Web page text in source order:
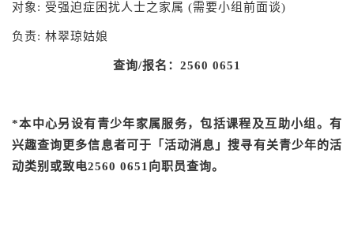
对象: 受强迫症困扰人士之家属 (需要小组前面谈)
负责: 林翠琼姑娘
查询/报名： 2560 0651
*本中心另设有青少年家属服务，包括课程及互助小组。有
兴趣查询更多信息者可于「活动消息」搜寻有关青少年的活
动类别或致电2560 0651向职员查询。